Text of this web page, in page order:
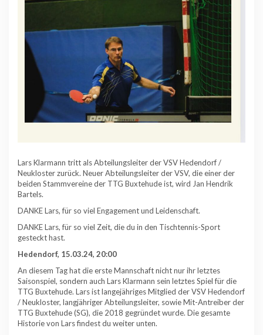
Lars Klarmann tritt als Abteilungsleiter der VSV Hedendorf /
Neukloster zurück. Neuer Abteilungsleiter der VSV, die einer der
beiden Stammvereine der TTG Buxtehude ist, wird Jan Hendrik
Bartels.
DANKE Lars, für so viel Engagement und Leidenschaft.
DANKE Lars, für so viel Zeit, die du in den Tischtennis-Sport
gesteckt hast.
Hedendorf, 15.03.24, 20:00
An diesem Tag hat die erste Mannschaft nicht nur ihr letztes
Saisonspiel, sondern auch Lars Klarmann sein letztes Spiel für die
TTG Buxtehude. Lars ist langejähriges Mitglied der VSV Hedendorf
/ Neukloster, langjähriger Abteilungsleiter, sowie Mit-Antreiber der
TTG Buxtehude (SG), die 2018 gegründet wurde. Die gesamte
Historie von Lars findest du weiter unten.